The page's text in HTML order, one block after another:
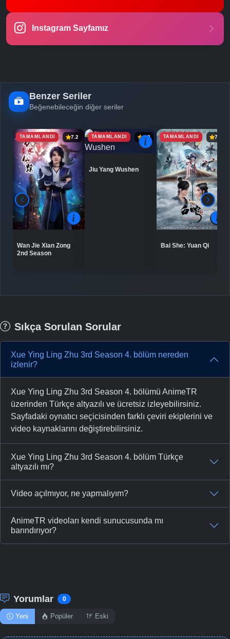
-Bölüm No: 24
Instagram Sayfamız
Benzer Seriler
Beğenebileceğin diğer seriler
TAMAMLANDI 7.2
Wan Jie Xian Zong
2nd Season
TAMAMLANDI 6.9
Jiu Yang Wushen
TAMAMLANDI 7.5
Bai She: Yuan Qi
Sıkça Sorulan Sorular
Xue Ying Ling Zhu 3rd Season 4. bölüm nereden
izlenir?
Xue Ying Ling Zhu 3rd Season 4. bölümü AnimeTR
üzerinden Türkçe altyazılı ve ücretsiz izleyebilirsiniz.
Sayfadaki oynatıcı seçicisinden farklı çeviri ekiplerini ve
video kaynaklarını değiştirebilirsiniz.
Xue Ying Ling Zhu 3rd Season 4. bölüm Türkçe
altyazılı mı?
Video açılmıyor, ne yapmalıyım?
AnimeTR videoları kendi sunucusunda mı
barındırıyor?
Yorumlar 0
Yeni Popüler Eski